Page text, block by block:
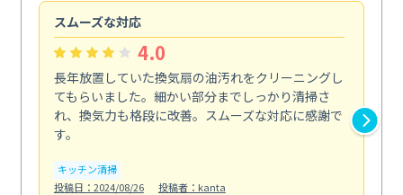
スムーズな対応
4.0
長年放置していた換気扇の油汚れをクリーニングし
てもらいました。細かい部分までしっかり清掃さ
れ、換気力も格段に改善。スムーズな対応に感謝で
す。
キッチン清掃
投稿日：2024/08/26
投稿者：kanta